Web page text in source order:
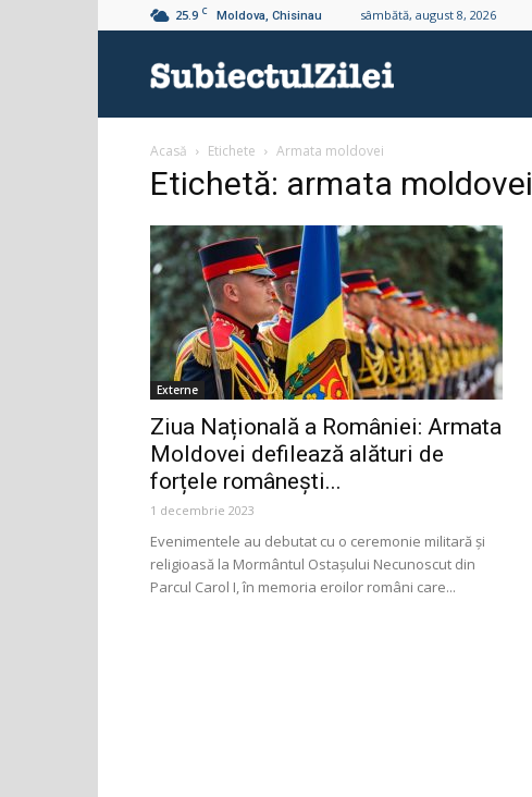
25.9 C Moldova, Chisinau sâmbătă, august 8, 2026
Acasă Etichete Armata moldovei
Etichetă: armata moldovei
Externe
Ziua Națională a României: Armata
Moldovei defilează alături de
forțele românești...
1 decembrie 2023
Evenimentele au debutat cu o ceremonie militară și
religioasă la Mormântul Ostașului Necunoscut din
Parcul Carol I, în memoria eroilor români care...